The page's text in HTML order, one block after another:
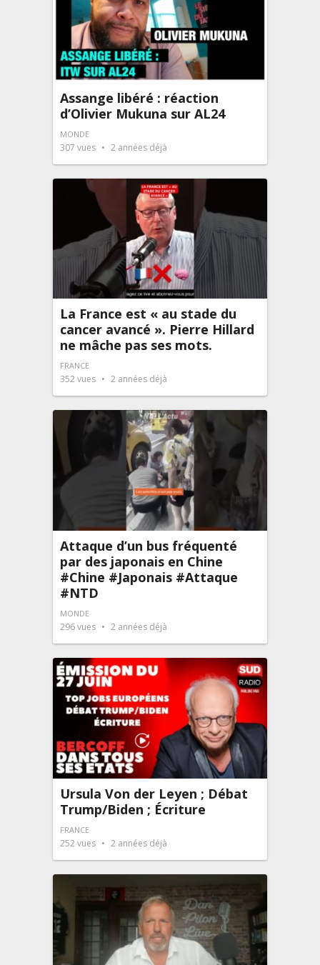
Assange libéré : réaction
d’Olivier Mukuna sur AL24
MONDE
307 vues 2 années déjà
La France est « au stade du
cancer avancé ». Pierre Hillard
ne mâche pas ses mots.
FRANCE
352vues 2 années déjà
Attaque d’un bus fréquenté
par des japonais en Chine
#Chine #Japonais #Attaque
#NTD
MONDE
296vues 2 années déjà
Ursula Von der Leyen ; Débat
Trump/Biden ; Écriture
FRANCE
252vues 2 années déjà